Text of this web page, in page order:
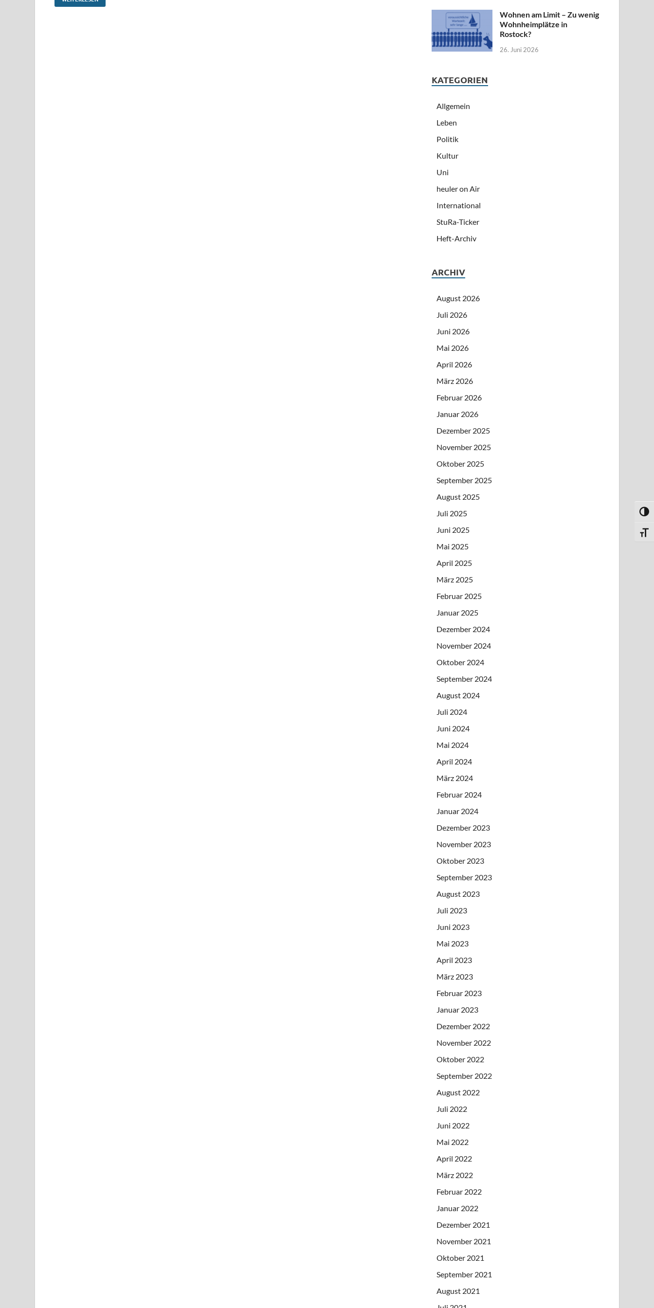
Wohnen am Limit – Zu wenig
Wohnheimplätze in
Rostock?
26. Juni 2026
KATEGORIEN
Allgemein
Leben
Politik
Kultur
Uni
heuler on Air
International
StuRa-Ticker
Heft-Archiv
ARCHIV
August 2026
Juli 2026
Juni 2026
Mai 2026
April 2026
März 2026
Februar 2026
Januar 2026
Dezember 2025
November 2025
Oktober 2025
September 2025
August 2025
Juli 2025
Juni 2025
Mai 2025
April 2025
März 2025
Februar 2025
Januar 2025
Dezember 2024
November 2024
Oktober 2024
September 2024
August 2024
Juli 2024
Juni 2024
Mai 2024
April 2024
März 2024
Februar 2024
Januar 2024
Dezember 2023
November 2023
Oktober 2023
September 2023
August 2023
Juli 2023
Juni 2023
Mai 2023
April 2023
März 2023
Februar 2023
Januar 2023
Dezember 2022
November 2022
Oktober 2022
September 2022
August 2022
Juli 2022
Juni 2022
Mai 2022
April 2022
März 2022
Februar 2022
Januar 2022
Dezember 2021
November 2021
Oktober 2021
September 2021
August 2021